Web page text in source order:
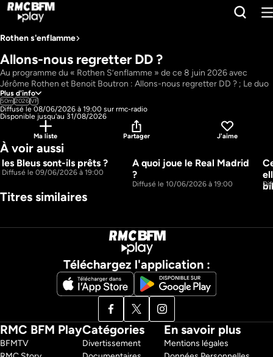
Rothen s'enflamme
Allons-nous regretter DD ?
Au programme du « Rothen S’enflamme » de ce 8 juin 2026 avec
Jérôme Rothen et Benoit Boutron : Allons-nous regretter DD ? ; Le duo
Margotton-Lizarazu a-t-il fait oublier la doublette Larqué-Roland ? ; Tous
contre Rothen.
Pays : France
Présentateur :
Jérôme Rothen, Benoit Boutron
Plus d'info
50m2026VF
Diffusé le 08/06/2026 à 19:00 sur rmc-radio
Disponible jusqu'au 31/08/2026
Ma liste Partager J'aime
À voir aussi
les Bleus sont-ils prêts ?
Diffusé le 09/06/2026 à 19:00 47m
A quoi joue le Real Madrid
?
Diffusé le 10/06/2026 à 19:00
Titres similaires
Téléchargez l'application :
RMC BFM Play
BFMTV
Catégories
Divertissement
En savoir plus
Mentions légales